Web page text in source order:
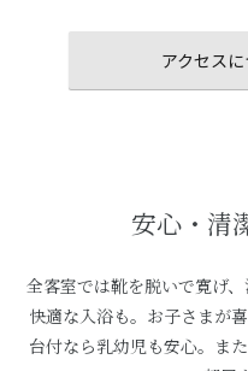
アクセス
安心・清
全客室では靴を脱いで寛げ
快適な入浴も。お子さまが
台付なら乳幼児も安心。ま